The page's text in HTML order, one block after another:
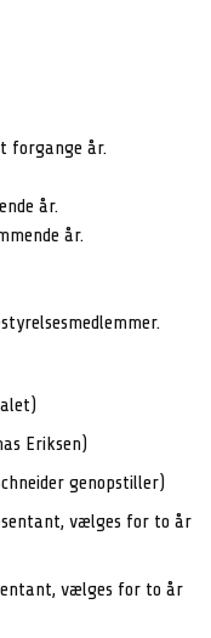
forgange år.
år.
år.
Eriksen)
genopstiller)
vælges for to år
vælges for to år